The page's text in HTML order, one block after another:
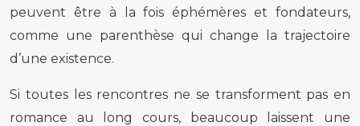
peuvent être à la fois éphémères et fondateurs,
comme une parenthèse qui change la trajectoire
d’une existence.
Si toutes les rencontres ne se transforment pas en
romance au long cours, beaucoup laissent une